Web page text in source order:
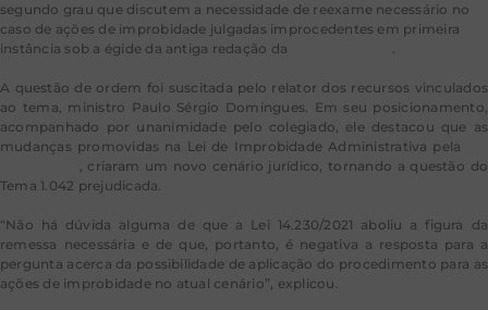
segundo grau que discutem a necessidade de reexame necessário no
caso de ações de improbidade julgadas improcedentes em primeira
instância sob a égide da antiga redação da .
A questão de ordem foi suscitada pelo relator dos recursos vinculados
ao tema, ministro Paulo Sérgio Domingues. Em seu posicionamento,
acompanhado por unanimidade pelo colegiado, ele destacou que as
mudanças promovidas na Lei de Improbidade Administrativa pela
, criaram um novo cenário jurídico, tornando a questão do
Tema 1.042 prejudicada.
“Não há dúvida alguma de que a Lei 14.230/2021 aboliu a figura da
remessa necessária e de que, portanto, é negativa a resposta para a
pergunta acerca da possibilidade de aplicação do procedimento para as
ações de improbidade no atual cenário”, explicou.